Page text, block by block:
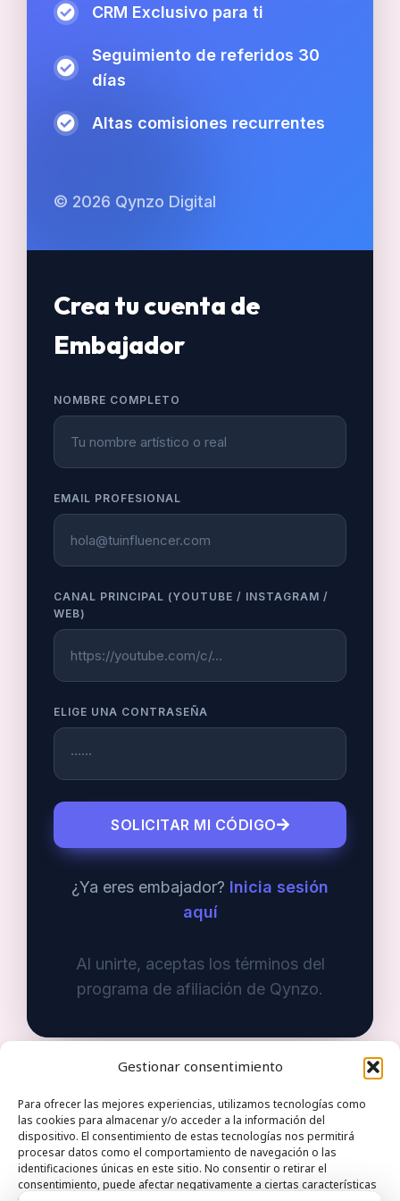
Gestionar consentimiento
Para ofrecer las mejores experiencias, utilizamos tecnologías como
las cookies para almacenar y/o acceder a la información del
dispositivo. El consentimiento de estas tecnologías nos permitirá
procesar datos como el comportamiento de navegación o las
identificaciones únicas en este sitio. No consentir o retirar el
consentimiento, puede afectar negativamente a ciertas características
CRM Exclusivo para ti
Seguimiento de referidos 30
días
Altas comisiones recurrentes
© 2026 Qynzo Digital
Crea tu cuenta de
Embajador
NOMBRE COMPLETO
EMAIL PROFESIONAL
CANAL PRINCIPAL (YOUTUBE / INSTAGRAM /
WEB)
ELIGE UNA CONTRASEÑA
SOLICITAR MI CÓDIGO
¿Ya eres embajador? Inicia sesión
aquí
Al unirte, aceptas los términos del
programa de afiliación de Qynzo.
Qynzo Monte esquinza 30 28010 Madrid Spain |
Phone:+34722821535 | Email: hola@qynzo.com